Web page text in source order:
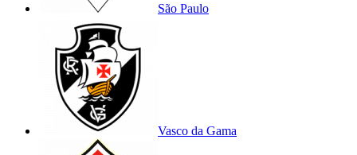
São Paulo
Vasco da Gama